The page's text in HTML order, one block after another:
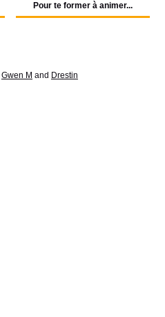
Pour te former à animer...
Gwen M and Drestin